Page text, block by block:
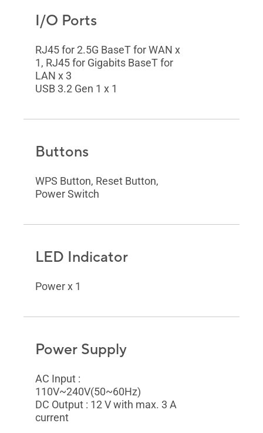
I/O Ports
RJ45 for 2.5G BaseT for WAN x
1, RJ45 for Gigabits BaseT for
LAN x 3
USB 3.2 Gen 1 x 1
Buttons
WPS Button, Reset Button,
Power Switch
LED Indicator
Power x 1
Power Supply
AC Input :
110V~240V(50~60Hz)
DC Output : 12 V with max. 3 A
current